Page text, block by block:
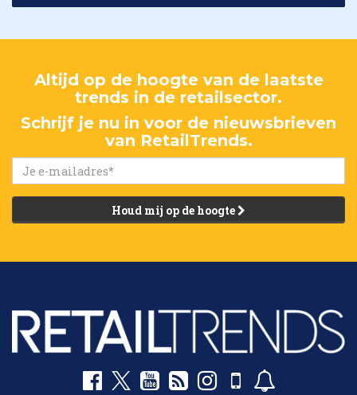
Altijd op de hoogte van de laatste
trends in de retailsector.
Schrijf je nu in voor de nieuwsbrieven
van RetailTrends.
Houd mij op de hoogte